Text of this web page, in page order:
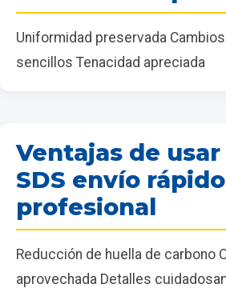
Uniformidad preservada
sencillos Tenacidad apreciada
Ventajas de
SDS envío rápido
profesional
Reducción de huella de carbono
aprovechada Detalles